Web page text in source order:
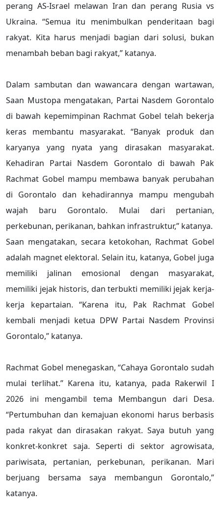
perang AS-Israel melawan Iran dan perang Rusia vs
Ukraina. “Semua itu menimbulkan penderitaan bagi
rakyat. Kita harus menjadi bagian dari solusi, bukan
menambah beban bagi rakyat,” katanya.
Dalam sambutan dan wawancara dengan wartawan,
Saan Mustopa mengatakan, Partai Nasdem Gorontalo
di bawah kepemimpinan Rachmat Gobel telah bekerja
keras membantu masyarakat. “Banyak produk dan
karyanya yang nyata yang dirasakan masyarakat.
Kehadiran Partai Nasdem Gorontalo di bawah Pak
Rachmat Gobel mampu membawa banyak perubahan
di Gorontalo dan kehadirannya mampu mengubah
wajah baru Gorontalo. Mulai dari pertanian,
perkebunan, perikanan, bahkan infrastruktur,” katanya.
Saan mengatakan, secara ketokohan, Rachmat Gobel
adalah magnet elektoral. Selain itu, katanya, Gobel juga
memiliki jalinan emosional dengan masyarakat,
memiliki jejak historis, dan terbukti memiliki jejak kerja-
kerja kepartaian. “Karena itu, Pak Rachmat Gobel
kembali menjadi ketua DPW Partai Nasdem Provinsi
Gorontalo,” katanya.
Rachmat Gobel menegaskan, “Cahaya Gorontalo sudah
mulai terlihat.” Karena itu, katanya, pada Rakerwil I
2026 ini mengambil tema Membangun dari Desa.
“Pertumbuhan dan kemajuan ekonomi harus berbasis
pada rakyat dan dirasakan rakyat. Saya butuh yang
konkret-konkret saja. Seperti di sektor agrowisata,
pariwisata, pertanian, perkebunan, perikanan. Mari
berjuang bersama saya membangun Gorontalo,”
katanya.